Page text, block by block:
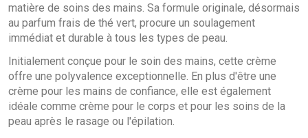
matière de soins des mains. Sa formule originale, désormais
au parfum frais de thé vert, procure un soulagement
immédiat et durable à tous les types de peau.
Initialement conçue pour le soin des mains, cette crème
offre une polyvalence exceptionnelle. En plus d'être une
crème pour les mains de confiance, elle est également
idéale comme crème pour le corps et pour les soins de la
peau après le rasage ou l'épilation.